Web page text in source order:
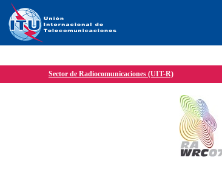
Sector de Radiocomunicaciones (UIT-R)